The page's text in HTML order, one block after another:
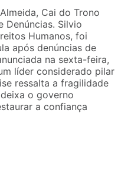
Cai do Trono
Denúncias. Silvio
Humanos, foi
após denúncias de
na sexta-feira,
líder considerado pilar
ressalta a fragilidade
o governo
a confiança